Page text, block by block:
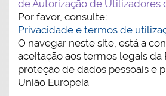
de Autorização de Utilizadores
Por favor, consulte:
Privacidade e termos de
O navegar neste site, está a
aceitação aos termos legais da
proteção de dados pessoais e
União Europeia